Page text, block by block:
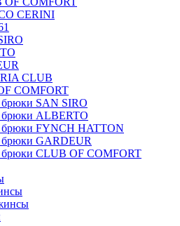
CERINI
CLUB
COMFORT
SAN SIRO
ALBERTO
брюки FYNCH HATTON
брюки GARDEUR
CLUB OF COMFORT